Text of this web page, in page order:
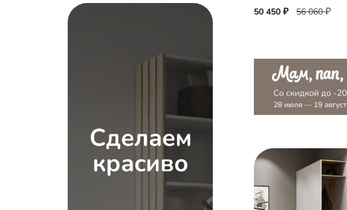
Сделаем
красиво
50 450 56 060